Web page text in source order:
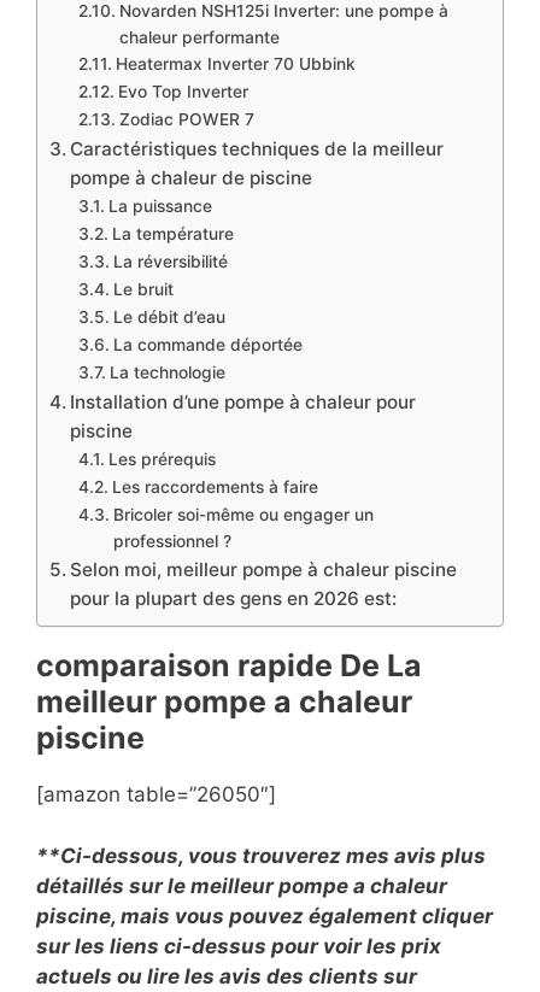
Novarden NSH125i Inverter: une pompe à
chaleur performante
Heatermax Inverter 70 Ubbink
Evo Top Inverter
Zodiac POWER 7
Caractéristiques techniques de la meilleur
pompe à chaleur de piscine
La puissance
La température
La réversibilité
Le bruit
Le débit d’eau
La commande déportée
La technologie
Installation d’une pompe à chaleur pour
piscine
Les prérequis
Les raccordements à faire
Bricoler soi-même ou engager un
professionnel ?
Selon moi, meilleur pompe à chaleur piscine
pour la plupart des gens en 2026 est:
comparaison rapide De La
meilleur pompe a chaleur
piscine
[amazon table=”26050″]
**Ci-dessous, vous trouverez mes avis plus
détaillés sur le meilleur pompe a chaleur
piscine, mais vous pouvez également cliquer
sur les liens ci-dessus pour voir les prix
actuels ou lire les avis des clients sur